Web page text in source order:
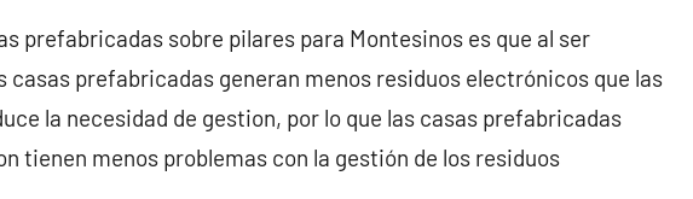
prefabricadas sobre pilares para Montesinos es que al ser
casas prefabricadas generan menos residuos electrónicos que las
la necesidad de gestion, por lo que las casas prefabricadas
tienen menos problemas con la gestión de los residuos